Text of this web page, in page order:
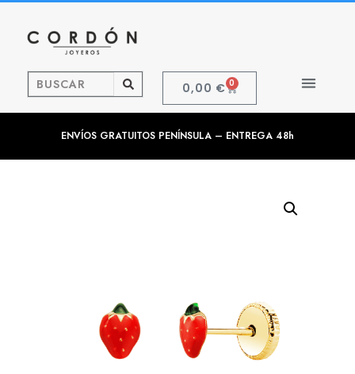
0,00 € 0
ENVÍOS GRATUITOS PENÍNSULA – ENTREGA 48h